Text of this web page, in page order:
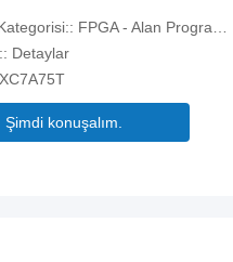
FPGA - Alan Programlanabilir Kapı Dizisi
Detaylar
Şimdi konuşalım.